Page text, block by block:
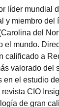
líder mundial
y miembro del
del
el mundo.
calificado a
valorado del
en el estudio
CIO
de gran